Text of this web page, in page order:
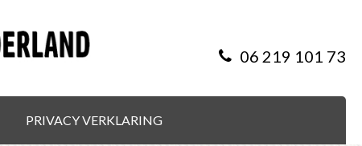
06 219 101 73
PRIVACY VERKLARING